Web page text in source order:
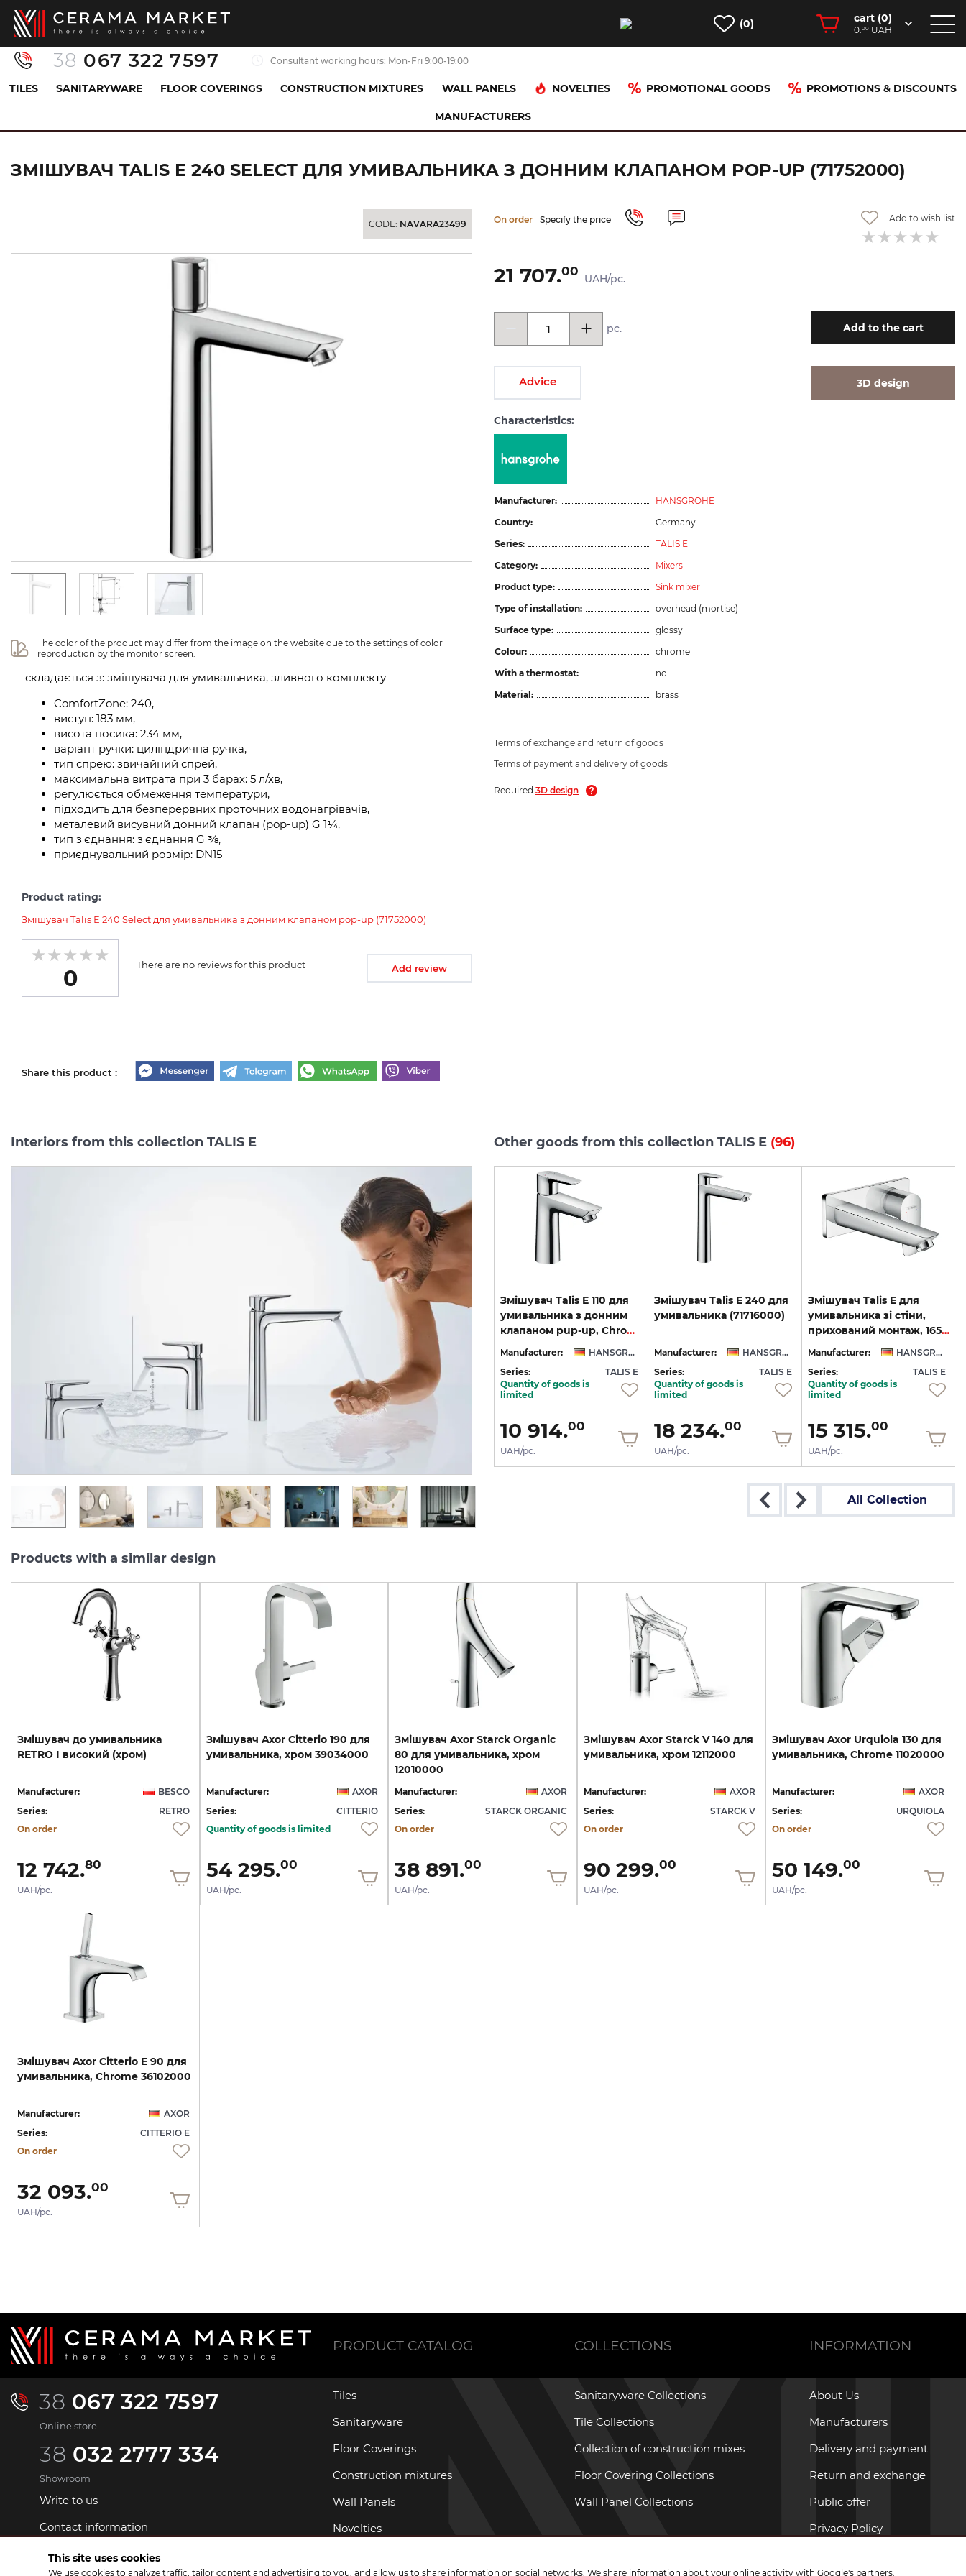
(0) cart (0)
0.00 UAH
38 067 322 7597 Consultant working hours: Mon-Fri 9:00-19:00
TILES SANITARYWARE FLOOR COVERINGS CONSTRUCTION MIXTURES WALL PANELS NOVELTIES PROMOTIONAL GOODS PROMOTIONS & DISCOUNTS
MANUFACTURERS
Змішувач Talis E 240 Select для умивальника з донним клапаном pop-up (71752000)
ЗМІШУВАЧ TALIS E 240 SELECT ДЛЯ УМИВАЛЬНИКА З ДОННИМ КЛАПАНОМ POP-UP (71752000)
CODE: NAVARA23499
The color of the product may differ from the image on the website due to the settings of color
reproduction by the monitor screen.
складається з: змішувача для умивальника, зливного комплекту
ComfortZone: 240,
виступ: 183 мм,
висота носика: 234 мм,
варіант ручки: циліндрична ручка,
тип спрею: звичайний спрей,
максимальна витрата при 3 барах: 5 л/хв,
регулюється обмеження температури,
підходить для безперервних проточних водонагрівачів,
металевий висувний донний клапан (pop-up) G 1¼,
тип з'єднання: з'єднання G ⅜,
приєднувальний розмір: DN15
On order Specify the price Add to wish list
21 707.00
UAH/pc.
pc. Add to the cart
Advice 3D design
Characteristics:
Manufacturer:
HANSGROHE
Country:
Germany
Series:
TALIS E
Category:
Mixers
Product type:
Sink mixer
Type of installation:
overhead (mortise)
Surface type:
glossy
Colour:
chrome
With a thermostat:
no
Material:
brass
Terms of exchange and return of goods
Terms of payment and delivery of goods
Required 3D design
Product rating:
Змішувач Talis E 240 Select для умивальника з донним клапаном pop-up (71752000)
0
There are no reviews for this product Add review
Share this product :
Interiors from this collection TALIS E Other goods from this collection TALIS E (96)
на край ванни 3 отвори
TALIS E
Quantity of goods is
limited
29 619.00
Змішувач Talis E для
умивальника на 3 отвори,
Matt Black (71733670)
Manufacturer:
Series:
Quantity of goods is
limited
27 621.00
Змішувач Talis E 110 для
умивальника з донним
Quantity of goods is
limited
00
UAH/pc.
Змішувач Talis E 110 для
умивальника з донним
клапаном pup-up, Chrome (71710000)
Manufacturer:
HANSGROHE
Series:
TALIS E
Quantity of goods is
limited
10 914.00
UAH/pc.
Змішувач Talis E 240 для
умивальника (71716000)
Manufacturer:
HANSGROHE
Series:
TALIS E
Quantity of goods is
limited
18 234.00
UAH/pc.
Змішувач Talis E для
умивальника зі стіни,
прихований монтаж, 165 мм, Chrome (71732000)
Manufacturer:
HANSGROHE
Series:
TALIS E
Quantity of goods is
limited
15 315.00
UAH/pc.
All Collection
Products with a similar design
Змішувач до умивальника
RETRO I високий (хром)
Manufacturer:
BESCO
Series:
RETRO
On order
12 742.80
UAH/pc.
Змішувач Axor Citterio 190 для
умивальника, хром 39034000
Manufacturer:
AXOR
Series:
CITTERIO
Quantity of goods is limited
54 295.00
UAH/pc.
Змішувач Axor Starck Organic
80 для умивальника, хром
12010000
Manufacturer:
AXOR
Series:
STARCK ORGANIC
On order
38 891.00
UAH/pc.
Змішувач Axor Starck V 140 для
умивальника, хром 12112000
Manufacturer:
AXOR
Series:
STARCK V
On order
90 299.00
UAH/pc.
Змішувач Axor Urquiola 130 для
умивальника, Chrome 11020000
Manufacturer:
AXOR
Series:
URQUIOLA
On order
50 149.00
UAH/pc.
Змішувач Axor Citterio E 90 для
умивальника, Chrome 36102000
Manufacturer:
AXOR
Series:
CITTERIO E
On order
32 093.00
UAH/pc.
38 067 322 7597
Online store
38 032 2777 334
Showroom
Write to us
Contact information
PRODUCT CATALOG
Tiles
Sanitaryware
Floor Coverings
Construction mixtures
Wall Panels
Novelties
COLLECTIONS
Sanitaryware Collections
Tile Collections
Collection of construction mixes
Floor Covering Collections
Wall Panel Collections
INFORMATION
About Us
Manufacturers
Delivery and payment
Return and exchange
Public offer
Privacy Policy
This site uses cookies
We use cookies to analyze traffic, tailor content and advertising to you, and allow us to share information on social networks. We share information about your online activity with Google's partners: